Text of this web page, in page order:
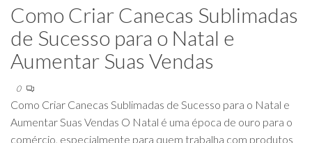
Como Criar Canecas Sublimadas
de Sucesso para o Natal e
Aumentar Suas Vendas
0
Como Criar Canecas Sublimadas de Sucesso para o Natal e
Aumentar Suas Vendas O Natal é uma época de ouro para o
comércio, especialmente para quem trabalha com produtos